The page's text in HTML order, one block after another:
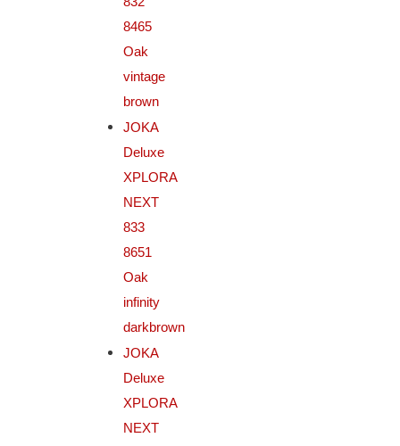
8465
Oak
vintage
brown
JOKA
Deluxe
XPLORA
NEXT
833
8651
Oak
infinity
darkbrown
JOKA
Deluxe
XPLORA
NEXT